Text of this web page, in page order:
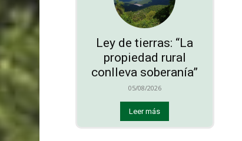
Ley de tierras: “La
propiedad rural
conlleva soberanía”
05/08/2026
Leer más